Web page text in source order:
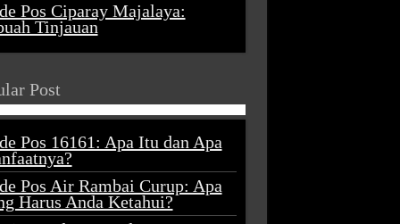
Pos Ciparay Majalaya:
Tinjauan
Post
Pos 16161: Apa Itu dan Apa
Pos Air Rambai Curup: Apa
Harus Anda Ketahui?